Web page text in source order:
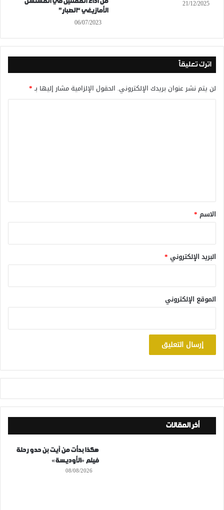
21/12/2025
الأمازيغي “الصبار”
06/07/2023
اترك تعليقاً
لن يتم نشر عنوان بريدك الإلكتروني. الحقول الإلزامية مشار إليها بـ*
*
الاسم *
البريد الإلكتروني *
الموقع الإلكتروني
أخر المقالات
هكذا بدأت من آيت بن حدو رحلة
فيلم «الأوديسة»
08/08/2026